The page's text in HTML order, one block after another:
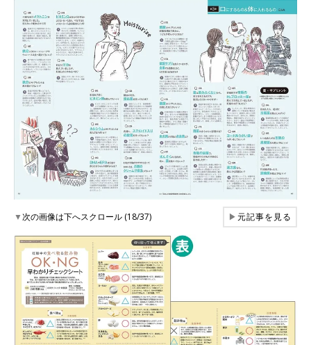
▼次の画像は下へスクロール (18/37) ▶元記事を見る